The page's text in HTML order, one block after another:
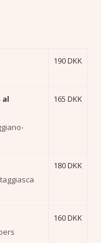
190 DKK
al
165 DKK
180 DKK
160 DKK